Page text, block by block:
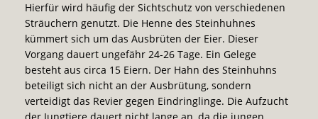
Hierfür wird häufig der Sichtschutz von verschiedenen
Sträuchern genutzt. Die Henne des Steinhuhnes
kümmert sich um das Ausbrüten der Eier. Dieser
Vorgang dauert ungefähr 24-26 Tage. Ein Gelege
besteht aus circa 15 Eiern. Der Hahn des Steinhuhns
beteiligt sich nicht an der Ausbrütung, sondern
verteidigt das Revier gegen Eindringlinge. Die Aufzucht